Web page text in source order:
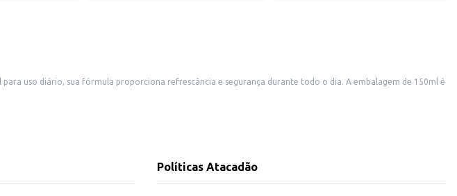
uso diário, sua fórmula proporciona refrescância e segurança durante todo o dia. A embalagem de 150ml é
confiável para o seu dia a dia ou para o seu negócio.
Políticas Atacadão